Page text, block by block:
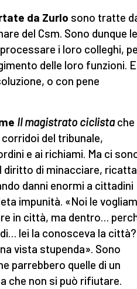
da Zurlo sono tratte
del Csm. Sono dunque le
i loro colleghi,
delle loro funzioni. E
o con pene
Il magistrato ciclistache
del tribunale,
e ai richiami. Ma ci
diritto di minacciare,
danni enormi a cittadini
impunità. «Noi le
in città, ma dentro…
lei la conosceva la città?
vista stupenda». Sono
parrebbero quelle di un
che non si può rifiutare.